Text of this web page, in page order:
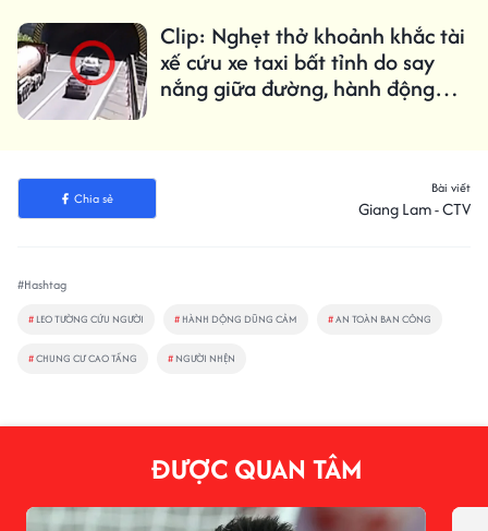
Clip: Nghẹt thở khoảnh khắc tài
xế cứu xe taxi bất tỉnh do say
nắng giữa đường, hành động
Chia sẻ
Bài viết
Giang Lam - CTV
#Hashtag
# LEO TƯỜNG CỨU NGƯỜI # HÀNH DỘNG DŨNG CẢM #AN TOÀN BAN CÔNG
#CHUNG CƯ CAO TẦNG # NGƯỜI NHỆN
ĐƯỢC QUAN TÂM